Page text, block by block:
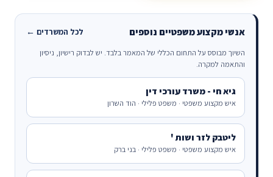
אנשי מקצוע משפטיים נוספים לכל המשרדים ←
השיוך מבוסס על התחום הכללי של המאמר בלבד. יש לבדוק רישיון, ניסיון
והתאמה למקרה.
גיא חי - משרד עורכי דין
איש מקצוע משפטי · משפט פלילי · הוד השרון
ליטבק לזר ושות '
איש מקצוע משפטי · משפט פלילי · בני ברק